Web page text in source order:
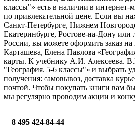
классы"» есть в наличии в интернет-
по привлекательной цене. Если вы
Санкт-Петербурге, Нижнем
Екатеринбурге, Ростове-на-Дону
России, вы можете оформить заказ на
Карташева, Елена Павлова
карты. К учебнику А.И. Алексеева,
"География. 5-6 классы"» и выбрать
получения: самовывоз, доставка
почтой. Чтобы покупать книги вам
мы регулярно проводим акции и
8 495 424-84-44